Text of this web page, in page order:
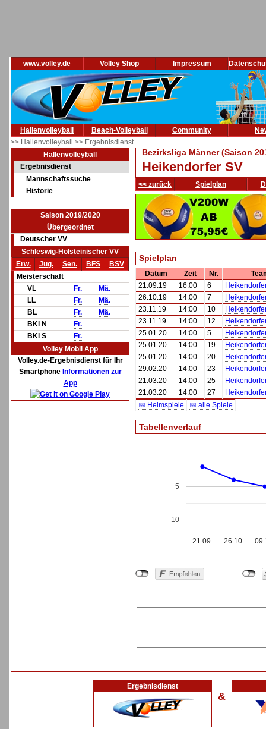
www.volley.de Volley Shop Impressum
Hallenvolleyball Beach-Volleyball Community
>> Hallenvolleyball >> Ergebnisdienst
Hallenvolleyball
Ergebnisdienst
Mannschaftssuche
Historie
Saison 2019/2020
Übergeordnet
Deutscher VV
Schleswig-Holsteinischer VV
Erw.
Jug. Sen. BFS
BSV
Meisterschaft
VL
Fr.
Mä.
LL
Fr.
Mä.
BL
Fr.
Mä.
BKl N
Fr.
BKl S
Fr.
Volley Mobil App
Volley.de-Ergebnisdienst für Ihr
Smartphone Informationen zur
App
Bezirksliga Männer (Saison
Heikendorfer SV
<< zurück Spielplan
Spielplan
Datum Zeit Nr.
21.09.19
16:00 6
26.10.19
14:00 7
23.11.19
14:00 10
23.11.19
14:00 12
25.01.20
14:00 5
25.01.20
14:00 19
25.01.20
14:00 20
29.02.20
14:00 23
21.03.20
14:00 25
21.03.20
14:00 27
📅 Heimspiele
📅 alle Spiele
Tabellenverlauf
21.09. 26.10.
5
10
Ergebnisdienst
&